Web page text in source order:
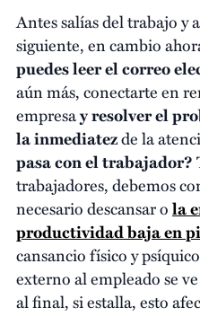
Antes salías del trabajo y
siguiente, en cambio
puedes leer el correo
aún más, conectarte en
empresay resolver el
la inmediatezde la
pasa con el trabajador?
trabajadores, debemos
necesario descansar ola
productividad baja en
cansancio físico y
externo al empleado se
al final, si estalla, esto